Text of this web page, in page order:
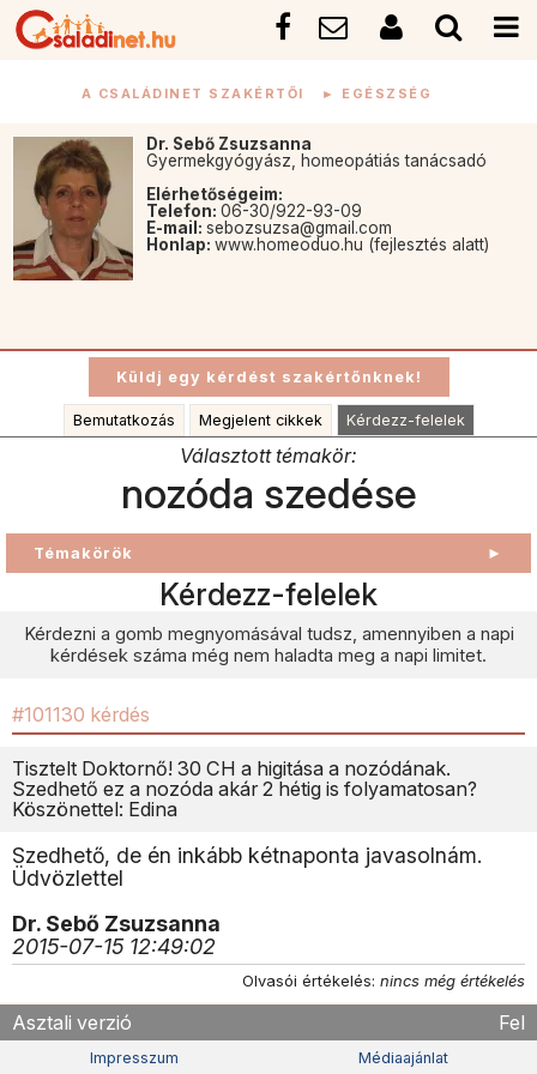
A CSALÁDINET SZAKÉRTŐI ► EGÉSZSÉG
Dr. Sebő Zsuzsanna
Gyermekgyógyász, homeopátiás tanácsadó
Elérhetőségeim:
Telefon: 06-30/922-93-09
E-mail: sebozsuzsa@gmail.com
Honlap: www.homeoduo.hu (fejlesztés alatt)
Bemutatkozás Megjelent cikkek Kérdezz-felelek
Választott témakör:
nozóda szedése
Témakörök ►
Kérdezz-felelek
Kérdezni a gomb megnyomásával tudsz, amennyiben a napi
kérdések száma még nem haladta meg a napi limitet.
#101130 kérdés
Tisztelt Doktornő! 30 CH a higitása a nozódának.
Szedhető ez a nozóda akár 2 hétig is folyamatosan?
Köszönettel: Edina
Szedhető, de én inkább kétnaponta javasolnám.
Üdvözlettel
Dr. Sebő Zsuzsanna
2015-07-15 12:49:02
Olvasói értékelés: nincs még értékelés
Asztali verzió Fel
Impresszum Médiaajánlat